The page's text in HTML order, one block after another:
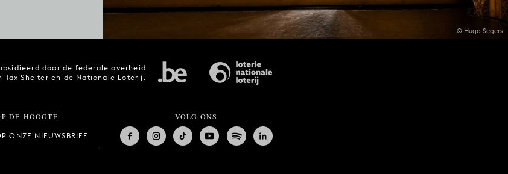
© Hugo Segers
door de federale overheid
Tax Shelter en de Nationale Loterij.
DE HOOGTE
ONZE NIEUWSBRIEF
VOLG ONS